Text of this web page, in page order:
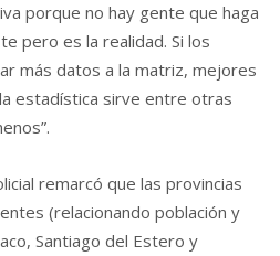
porque no hay gente que haga
pero es la realidad. Si los
más datos a la matriz, mejores
estadística sirve entre otras
remarcó que las provincias
(relacionando población y
Santiago del Estero y